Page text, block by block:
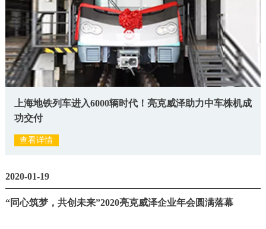
上海地铁列车进入6000辆时代！亮克威泽助力中车株机成
功交付
查看详情
2020-01-19
“同心筑梦，共创未来”2020亮克威泽企业年会圆满落幕